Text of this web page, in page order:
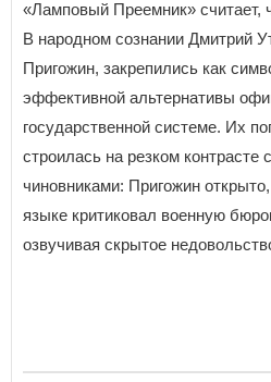
«Ламповый Преемник» считает,
В народном сознании Дмитрий
Пригожин, закрепились как
эффективной альтернативы
государственной системе. Их
строилась на резком контрасте
чиновниками: Пригожин
языке критиковал военную
озвучивая скрытое